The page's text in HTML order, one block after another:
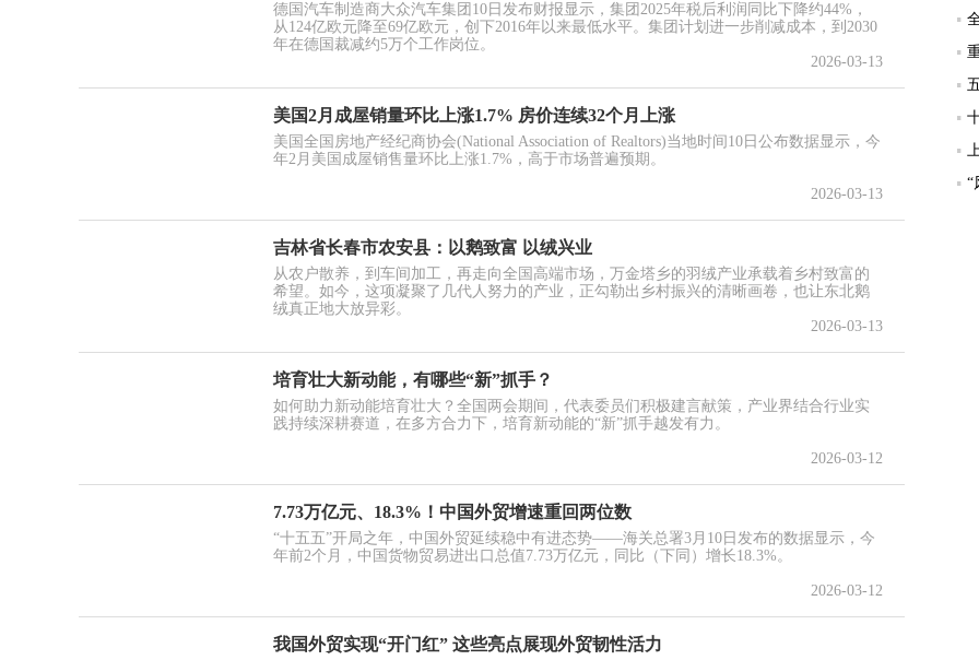
德国汽车制造商大众汽车集团10日发布财报显示，集团2025年税后利润同比下降约44%，
从124亿欧元降至69亿欧元，创下2016年以来最低水平。集团计划进一步削减成本，到2030
年在德国裁减约5万个工作岗位。
2026-03-13
美国2月成屋销量环比上涨1.7% 房价连续32个月上涨
美国全国房地产经纪商协会(National Association of Realtors)当地时间10日公布数据显示，今
年2月美国成屋销售量环比上涨1.7%，高于市场普遍预期。
2026-03-13
吉林省长春市农安县：以鹅致富 以绒兴业
从农户散养，到车间加工，再走向全国高端市场，万金塔乡的羽绒产业承载着乡村致富的
希望。如今，这项凝聚了几代人努力的产业，正勾勒出乡村振兴的清晰画卷，也让东北鹅
绒真正地大放异彩。
2026-03-13
培育壮大新动能，有哪些“新”抓手？
如何助力新动能培育壮大？全国两会期间，代表委员们积极建言献策，产业界结合行业实
践持续深耕赛道，在多方合力下，培育新动能的“新”抓手越发有力。
2026-03-12
7.73万亿元、18.3%！中国外贸增速重回两位数
“十五五”开局之年，中国外贸延续稳中有进态势——海关总署3月10日发布的数据显示，今
年前2个月，中国货物贸易进出口总值7.73万亿元，同比（下同）增长18.3%。
2026-03-12
我国外贸实现“开门红” 这些亮点展现外贸韧性活力